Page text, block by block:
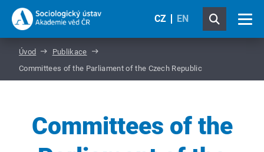
CZ EN
Úvod
Publikace
Committees of the Parliament of the Czech Republic
Committees of the